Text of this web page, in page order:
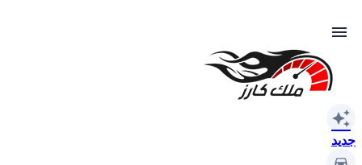
menu
auto_awesome
جديد